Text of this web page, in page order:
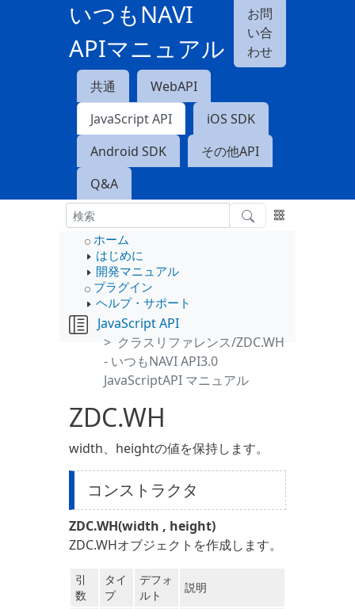
いつもNAVI
APIマニュアル
お問
い合
わせ
共通
WebAPI
JavaScript API
iOS SDK
Android SDK
その他API
Q&A
ホーム
はじめに
開発マニュアル
プラグイン
ヘルプ・サポート
JavaScript API
クラスリファレンス/ZDC.WH
- いつもNAVI API3.0
JavaScriptAPI マニュアル
ZDC.WH
width、heightの値を保持します。
コンストラクタ
ZDC.WH(width , height)
ZDC.WHオブジェクトを作成します。
引
数
タイ
プ
デフォ
ルト
説明